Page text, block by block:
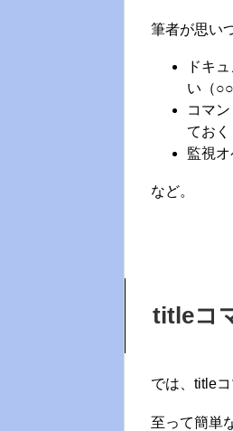
筆者が思い
ドキ
い（
コマ
ておく
監視
など。
titleコ
では、title
至って簡単